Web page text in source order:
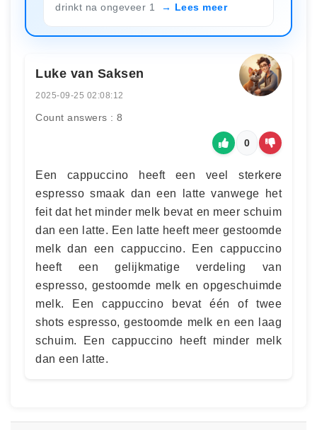
drinkt na ongeveer 1
Lees meer
Luke van Saksen
2025-09-25 02:08:12
Count answers : 8
0
Een cappuccino heeft een veel sterkere
espresso smaak dan een latte vanwege het
feit dat het minder melk bevat en meer schuim
dan een latte. Een latte heeft meer gestoomde
melk dan een cappuccino. Een cappuccino
heeft een gelijkmatige verdeling van
espresso, gestoomde melk en opgeschuimde
melk. Een cappuccino bevat één of twee
shots espresso, gestoomde melk en een laag
schuim. Een cappuccino heeft minder melk
dan een latte.